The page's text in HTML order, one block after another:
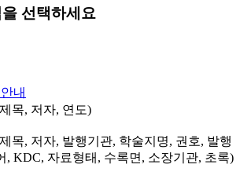
선택하세요
내
목, 저자, 연도)
목, 저자, 발행기관, 학술지명, 권호, 발행
, KDC, 자료형태, 수록면, 소장기관, 초록)